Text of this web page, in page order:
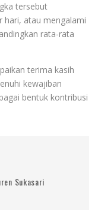
tersebut
hari, atau mengalami
rata-rata
terima kasih
kewajiban
bentuk kontribusi
Sukasari